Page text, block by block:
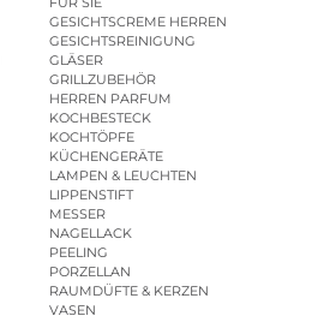
GESICHTSCREME HERREN
GESICHTSREINIGUNG
GLÄSER
GRILLZUBEHÖR
HERREN PARFUM
KOCHBESTECK
KOCHTÖPFE
KÜCHENGERÄTE
LAMPEN & LEUCHTEN
LIPPENSTIFT
MESSER
NAGELLACK
PEELING
PORZELLAN
RAUMDÜFTE & KERZEN
VASEN